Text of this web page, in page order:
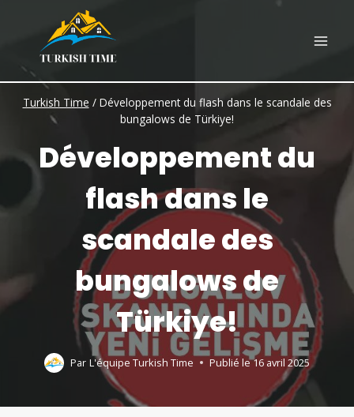
content
Turkish Time / Développement du flash dans le scandale des
bungalows de Türkiye!
Développement du
flash dans le
scandale des
bungalows de
Türkiye!
Par L'équipe Turkish Time Publié le16 avril 2025